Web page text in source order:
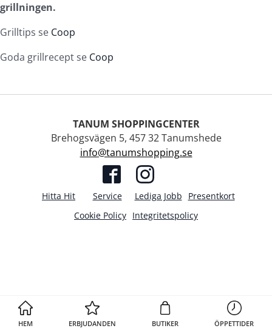
grillningen.
Grilltips se Coop
Goda grillrecept se Coop
TANUM SHOPPINGCENTER
Brehogsvägen 5, 457 32 Tanumshede
info@tanumshopping.se
Hitta Hit Service Lediga Jobb
Presentkort
Cookie Policy Integritetspolicy
HEM ERBJUDANDEN BUTIKER ÖPPETTIDER